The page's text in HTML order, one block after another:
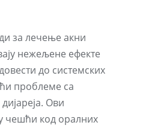
за лечење акни
нежељене ефекте
до системских
проблеме са
Ови
чешћи код оралних